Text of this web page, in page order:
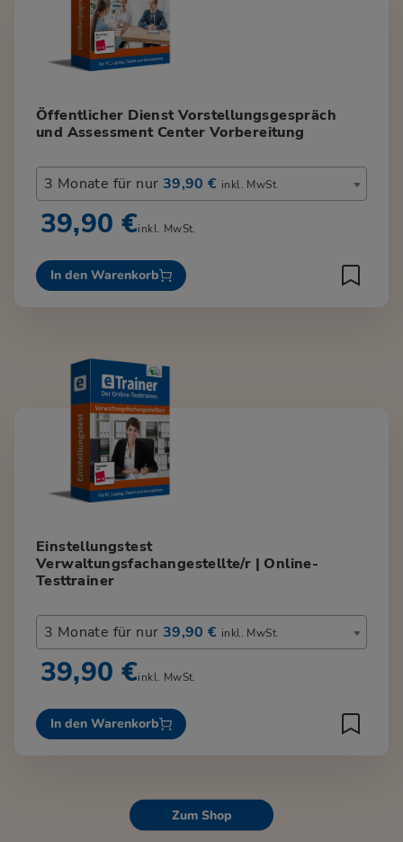
Öffentlicher Dienst Vorstellungsgespräch
und Assessment Center Vorbereitung
3 Monate für nur 39,90 € inkl. MwSt.
39,90 €inkl. MwSt.
In den Warenkorb
Einstellungstest
Verwaltungsfachangestellte/r | Online-
Testtrainer
3 Monate für nur 39,90 € inkl. MwSt.
39,90 €inkl. MwSt.
In den Warenkorb
Zum Shop